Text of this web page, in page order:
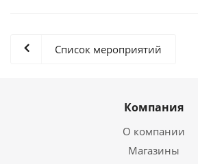
Список мероприятий
Компания
О компании
Магазины